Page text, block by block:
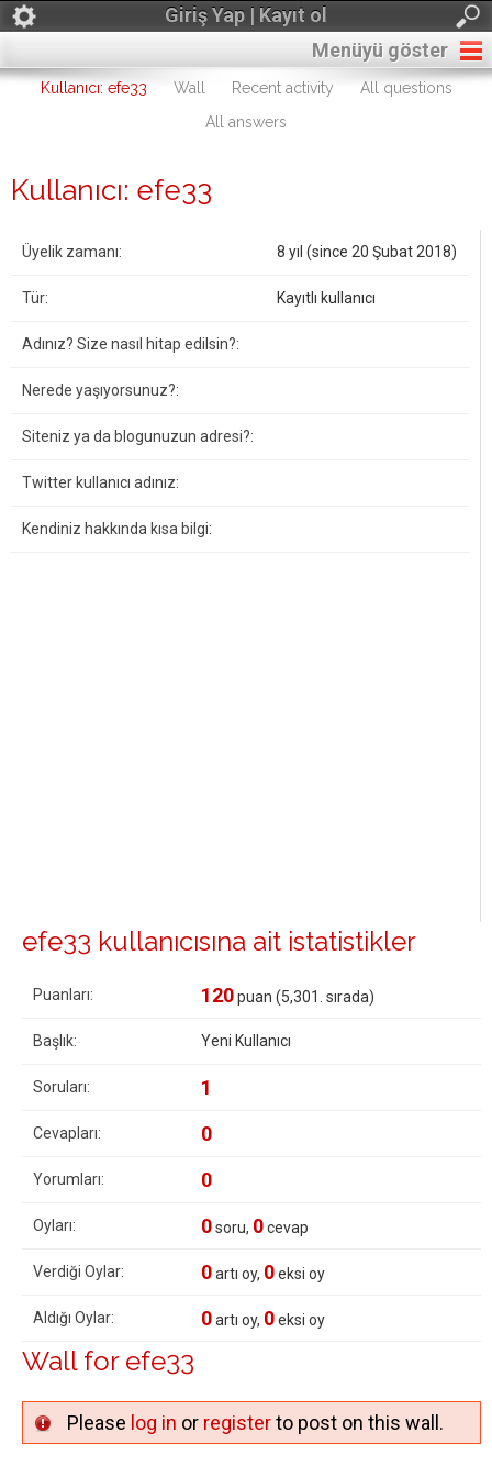
Giriş Yap | Kayıt ol
Menüyü göster
Kullanıcı: efe33 Wall Recent activity
All questions
All answers
Kullanıcı: efe33
Üyelik zamanı: 8 yıl (since 20 Şubat 2018)
Tür: Kayıtlı kullanıcı
Adınız? Size nasıl hitap edilsin?:
Nerede yaşıyorsunuz?:
Siteniz ya da blogunuzun adresi?:
Twitter kullanıcı adınız:
Kendiniz hakkında kısa bilgi:
efe33 kullanıcısına ait istatistikler
Puanları: 120puan (5,301 . sırada)
Başlık: Yeni Kullanıcı
Soruları: 1
Cevapları: 0
Yorumları: 0
Oyları: 0soru, 0cevap
Verdiği Oylar: 0artı oy, 0eksi oy
Aldığı Oylar: 0artı oy, 0eksi oy
Wall for efe33
Please log in or registerto post on this wall.